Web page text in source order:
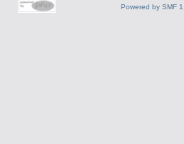
Powered by SMF